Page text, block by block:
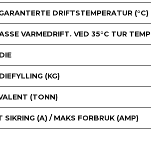
DRIFTSTEMPERATUR (°C)
VARMEDRIFT. VED 35°C TUR TEMP
(KG)
(TONN)
SIKRING (A) / MAKS FORBRUK (AMP)